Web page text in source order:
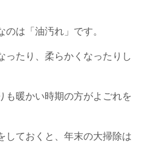
は「油汚れ」です。
ったり、柔らかくなったりし
も暖かい時期の方がよごれを
しておくと、年末の大掃除は